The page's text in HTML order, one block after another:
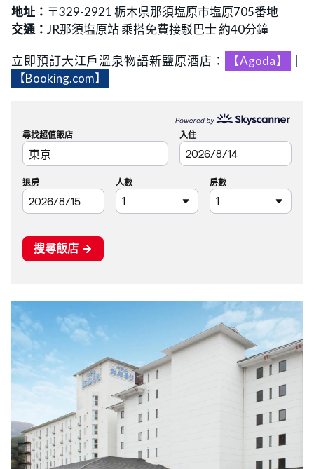
地址： 〒329-2921 栃木県那須塩原市塩原705番地
交通： JR那須塩原站 乘搭免費接駁巴士 約40分鐘
立即預訂大江戶溫泉物語新鹽原酒店： 【Agoda】
【Booking.com】